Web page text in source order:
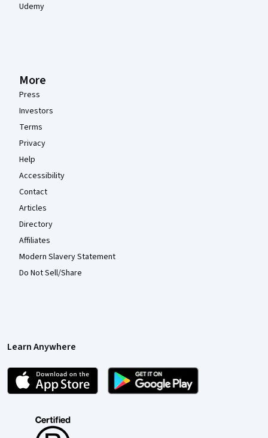
Udemy
More
Press
Investors
Terms
Privacy
Help
Accessibility
Contact
Articles
Directory
Affiliates
Modern Slavery Statement
Do Not Sell/Share
Learn Anywhere